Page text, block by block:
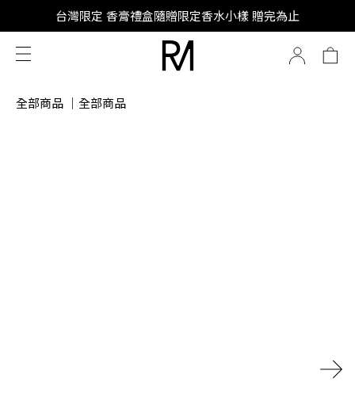
SUPER JUNIOR-D&E 全新代言
台灣限定 香膏禮盒隨贈限定香水小樣 贈完為止
SUPER JUNIOR-D&E 全新代言
全部商品 全部商品